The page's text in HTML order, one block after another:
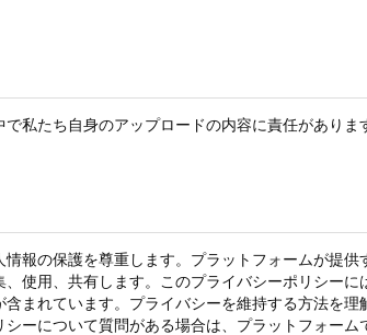
私たち自身のアップロードの内容に責任があり
報の保護を尊重します。プラットフォームが提
、使用、共有します。このプライバシーポリシー
まれています。プライバシーを維持する方法を
ーについて質問がある場合は、プラットフォーム